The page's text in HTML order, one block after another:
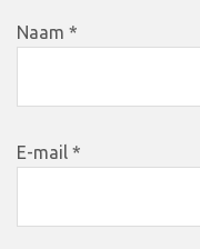
Naam *
E-mail *